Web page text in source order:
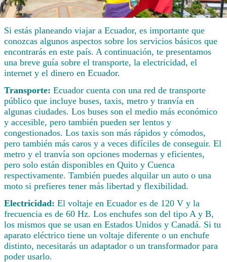
Si estás planeando viajar a Ecuador, es importante que
conozcas algunos aspectos sobre los servicios básicos que
encontrarás en este país. A continuación, te presentamos
una breve guía sobre el transporte, la electricidad, el
internet y el dinero en Ecuador.
Transporte: Ecuador cuenta con una red de transporte
público que incluye buses, taxis, metro y tranvía en
algunas ciudades. Los buses son el medio más económico
y accesible, pero también pueden ser lentos y
congestionados. Los taxis son más rápidos y cómodos,
pero también más caros y a veces difíciles de conseguir. El
metro y el tranvía son opciones modernas y eficientes,
pero solo están disponibles en Quito y Cuenca
respectivamente. También puedes alquilar un auto o una
moto si prefieres tener más libertad y flexibilidad.
Electricidad: El voltaje en Ecuador es de 120 V y la
frecuencia es de 60 Hz. Los enchufes son del tipo A y B,
los mismos que se usan en Estados Unidos y Canadá. Si tu
aparato eléctrico tiene un voltaje diferente o un enchufe
distinto, necesitarás un adaptador o un transformador para
poder usarlo.